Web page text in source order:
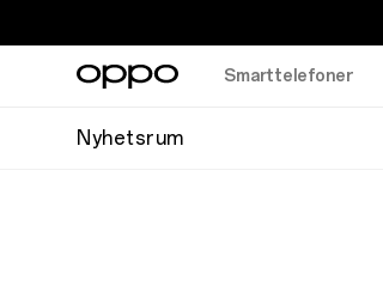
Smarttelefoner
Nyhetsrum